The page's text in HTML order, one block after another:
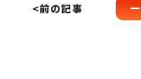
<前の記事